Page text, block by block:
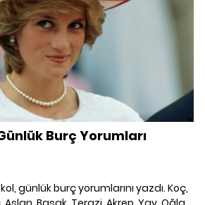
Burç Yorumları
günlük burç yorumlarını yazdı. Koç,